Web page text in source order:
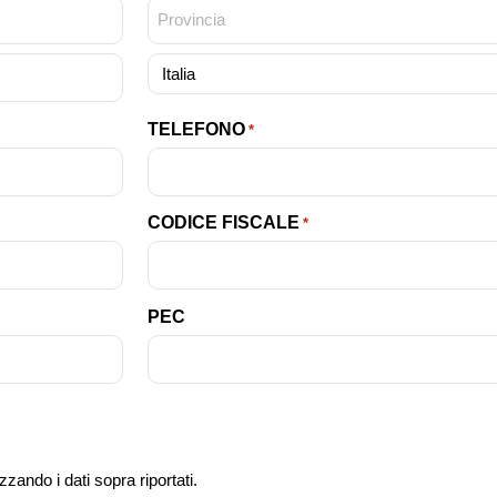
TELEFONO *
CODICE FISCALE *
PEC
i dati sopra riportati.